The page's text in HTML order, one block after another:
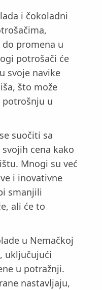
i čokoladni
promena u
potrošači će
svoje navike
što može
u
suočiti sa
cena kako
Mnogi su već
i inovativne
smanjili
ali će to
u Nemačkoj
uključujući
u potražnji.
nastavljaju,